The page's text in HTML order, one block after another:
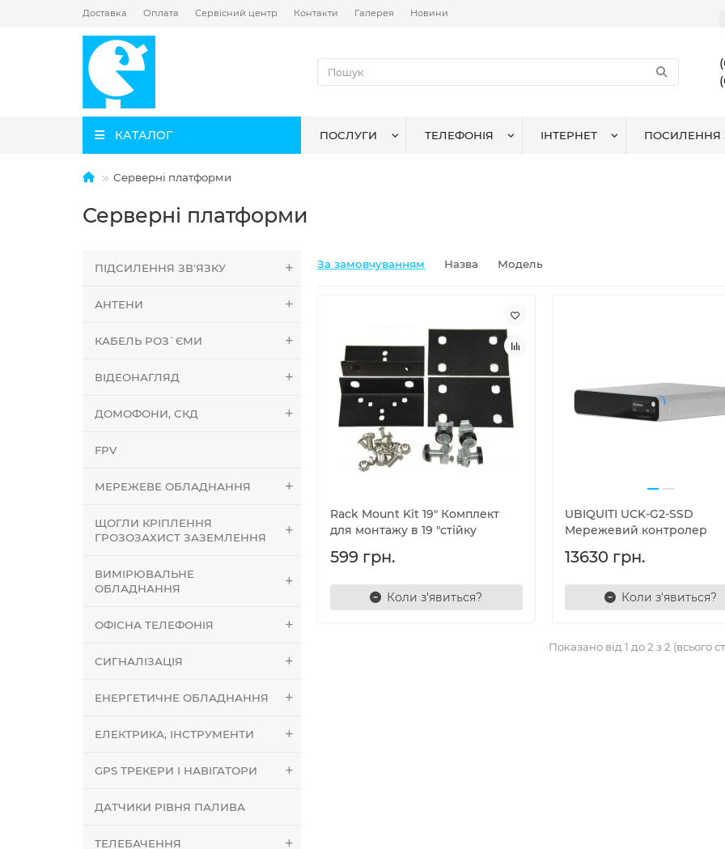
Доставка Оплата Сервісний центр Контакти Галерея Новини
КАТАЛОГ ПОСЛУГИ ТЕЛЕФОНІЯ ІНТЕРНЕТ ПОСИЛЕННЯ
Серверні платформи
Серверні платформи
ПІДСИЛЕННЯ ЗВ'ЯЗКУ
АНТЕНИ
КАБЕЛЬ РОЗ`ЄМИ
ВІДЕОНАГЛЯД
ДОМОФОНИ, СКД
FPV
МЕРЕЖЕВЕ ОБЛАДНАННЯ
ЩОГЛИ КРІПЛЕННЯ
ГРОЗОЗАХИСТ ЗАЗЕМЛЕННЯ
ВИМІРЮВАЛЬНЕ
ОБЛАДНАННЯ
ОФІСНА ТЕЛЕФОНІЯ
СИГНАЛІЗАЦІЯ
ЕНЕРГЕТИЧНЕ ОБЛАДНАННЯ
ЕЛЕКТРИКА, ІНСТРУМЕНТИ
GPS ТРЕКЕРИ І НАВІГАТОРИ
ДАТЧИКИ РІВНЯ ПАЛИВА
ТЕЛЕБАЧЕННЯ
За замовчуванням Назва Модель
Rack Mount Kit 19" Комплект
для монтажу в 19 "стійку
599 грн.
Коли з'явиться?
UBIQUITI UCK-G2-SSD
Мережевий контролер
13630 грн.
Коли з'явиться?
Показано від 1 до 2 з 2 (всього